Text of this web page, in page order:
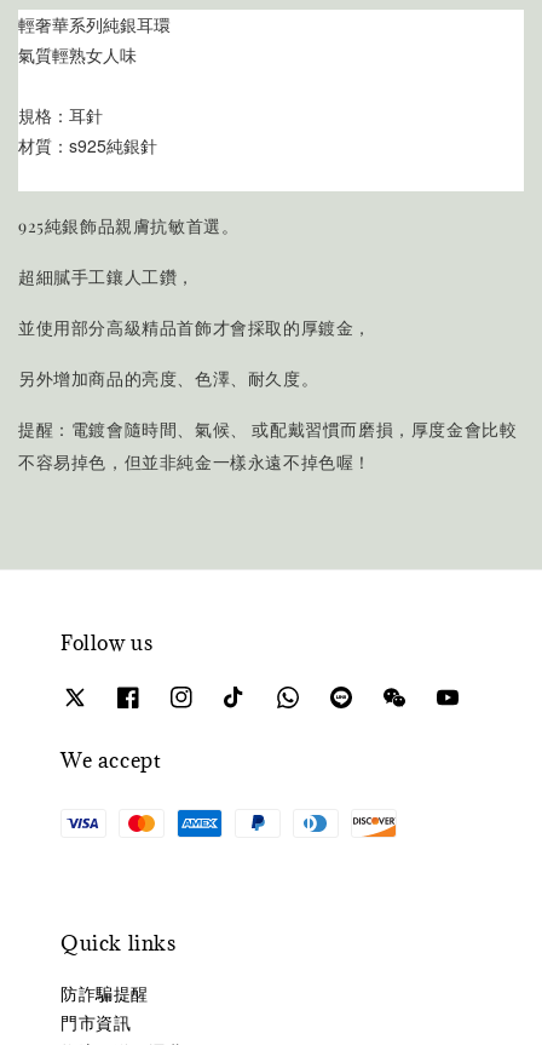
輕奢華系列純銀耳環
氣質輕熟女人味
規格：耳針
材質：s925純銀針
925純銀飾品親膚抗敏首選。
超細膩手工鑲人工鑽，
並使用部分高級精品首飾才會採取的厚鍍金，
另外增加商品的亮度、色澤、耐久度。
提醒：電鍍會隨時間、氣候、 或配戴習慣而磨損，厚度金會比較
不容易掉色，但並非純金一樣永遠不掉色喔！
Follow us
We accept
Quick links
防詐騙提醒
門市資訊